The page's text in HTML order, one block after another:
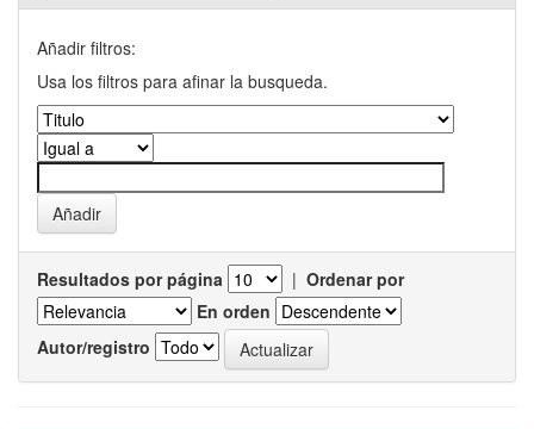
Añadir filtros:
Usa los filtros para afinar la busqueda.
Resultados por página | Ordenar por
En orden
Autor/registro